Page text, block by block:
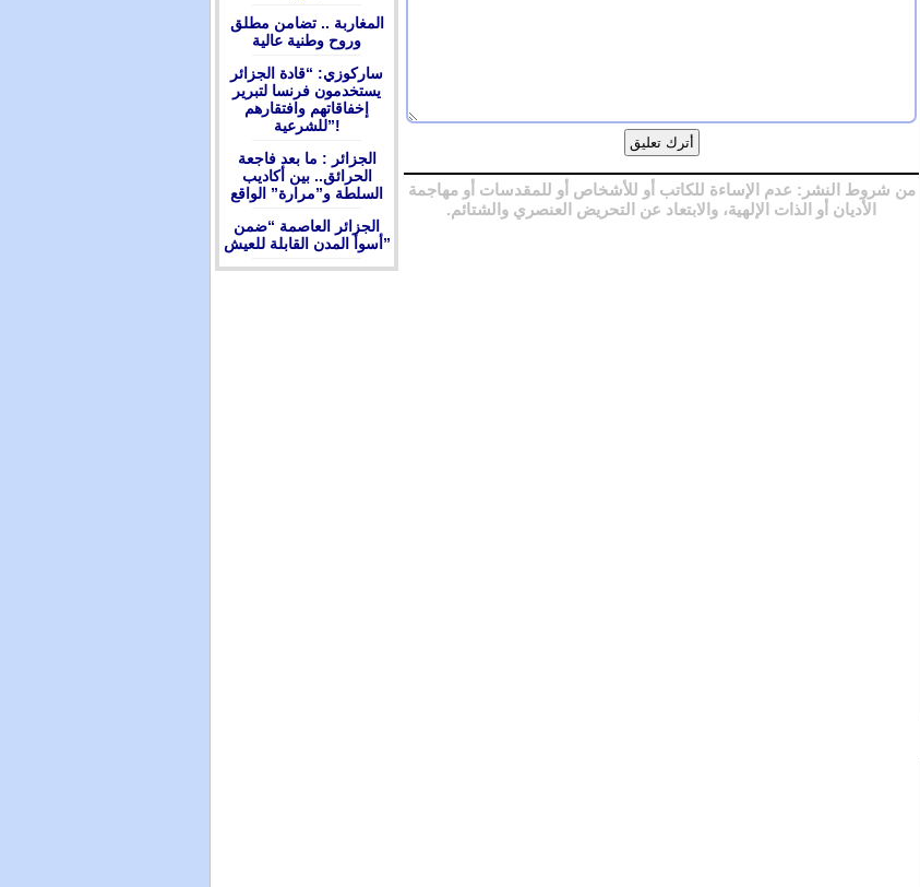
من شروط النشر: عدم الإساءة للكاتب أو للأشخاص أو للمقدسات أو مهاجمة
الأديان أو الذات الإلهية، والابتعاد عن التحريض العنصري والشتائم.
المغاربة .. تضامن مطلق
وروح وطنية عالية
ساركوزي: “قادة الجزائر
يستخدمون فرنسا لتبرير
إخفاقاتهم وافتقارهم
للشرعية”!
الجزائر : ما بعد فاجعة
الحرائق.. بين أكاديب
السلطة و”مرارة” الواقع
الجزائر العاصمة “ضمن
أسوأ المدن القابلة للعيش”